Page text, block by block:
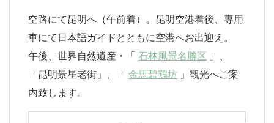
空路にて昆明へ（午前着）。昆明空港着後、専用
車にて日本語ガイドとともに空港へお出迎え。
午後、世界自然遺産・「 石林風景名勝区 」、
「昆明景星老街」、「 金馬碧鶏坊 」観光へご案
内致します。